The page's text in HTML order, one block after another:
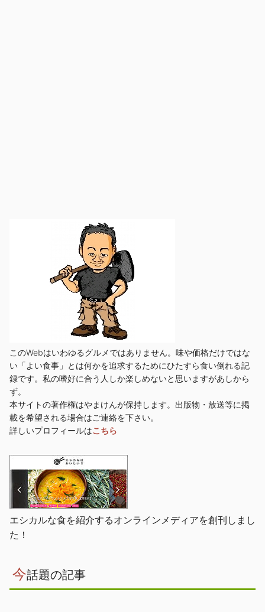
このWebはいわゆるグルメではありません。味や価格だけではな
い「よい食事」とは何かを追求するためにひたすら食い倒れる記
録です。私の嗜好に合う人しか楽しめないと思いますがあしから
ず。
本サイトの著作権はやまけんが保持します。出版物・放送等に掲
載を希望される場合はご連絡を下さい。
詳しいプロフィールはこちら
エシカルな食を紹介するオンラインメディアを創刊しまし
た！
今話題の記事